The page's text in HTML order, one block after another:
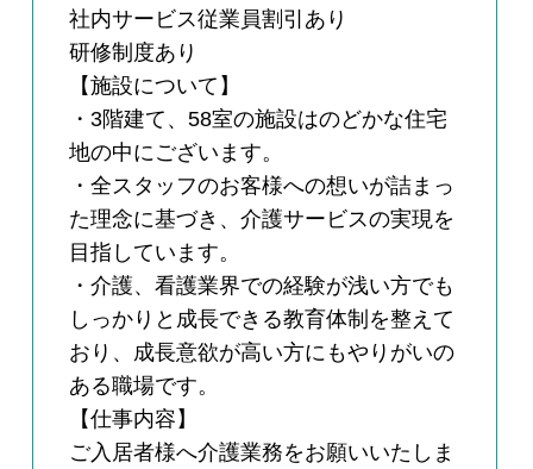
社内サービス従業員割引あり
研修制度あり
【施設について】
・3階建て、58室の施設はのどかな住宅
地の中にございます。
・全スタッフのお客様への想いが詰まっ
た理念に基づき、介護サービスの実現を
目指しています。
・介護、看護業界での経験が浅い方でも
しっかりと成長できる教育体制を整えて
おり、成長意欲が高い方にもやりがいの
ある職場です。
【仕事内容】
ご入居者様へ介護業務をお願いいたしま